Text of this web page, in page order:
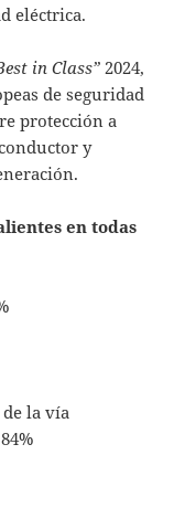
eléctrica.
in Class” 2024,
de seguridad
protección a
y
en todas
la vía